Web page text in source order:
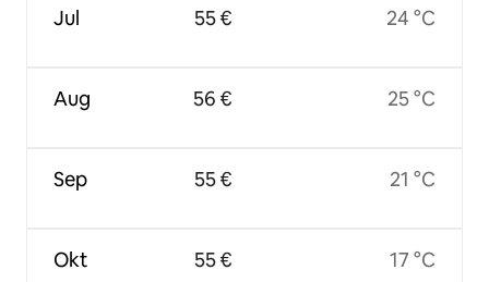
Jul
Aug
Sep
Okt
55 €
56 €
55 €
55 €
24 °C
25 °C
21 °C
17 °C